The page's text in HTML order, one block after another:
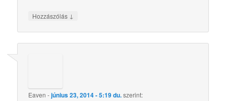
Hozzászólás ↓
Eaven -június 23, 2014 - 5:19 du.szerint: